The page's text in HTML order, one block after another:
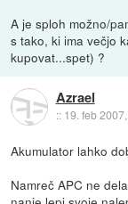
A je sploh možno/
s tako, ki ima večjo
kupovat...spet) ?
Azrael
:: 19. feb
Akumulator lahko
Namreč APC ne